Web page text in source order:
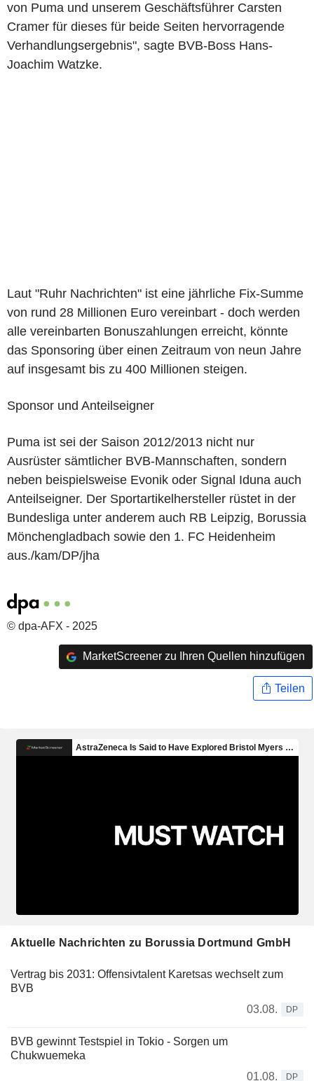
von Puma und unserem Geschäftsführer Carsten
Cramer für dieses für beide Seiten hervorragende
Verhandlungsergebnis", sagte BVB-Boss Hans-
Joachim Watzke.
Laut "Ruhr Nachrichten" ist eine jährliche Fix-Summe
von rund 28 Millionen Euro vereinbart - doch werden
alle vereinbarten Bonuszahlungen erreicht, könnte
das Sponsoring über einen Zeitraum von neun Jahre
auf insgesamt bis zu 400 Millionen steigen.
Sponsor und Anteilseigner
Puma ist sei der Saison 2012/2013 nicht nur
Ausrüster sämtlicher BVB-Mannschaften, sondern
neben beispielsweise Evonik oder Signal Iduna auch
Anteilseigner. Der Sportartikelhersteller rüstet in der
Bundesliga unter anderem auch RB Leipzig, Borussia
Mönchengladbach sowie den 1. FC Heidenheim
aus./kam/DP/jha
© dpa-AFX - 2025
MarketScreener zu Ihren Quellen hinzufügen
Teilen
Aktuelle Nachrichten zu Borussia Dortmund GmbH
Vertrag bis 2031: Offensivtalent Karetsas wechselt zum
BVB
03.08.
DP
BVB gewinnt Testspiel in Tokio - Sorgen um
Chukwuemeka
01.08.
DP